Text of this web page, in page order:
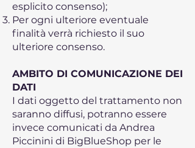
esplicito consenso);
Per ogni ulteriore eventuale
finalità verrà richiesto il suo
ulteriore consenso.
AMBITO DI COMUNICAZIONE DEI
DATI
I dati oggetto del trattamento non
saranno diffusi, potranno essere
invece comunicati da Andrea
Piccinini di BigBlueShop per le